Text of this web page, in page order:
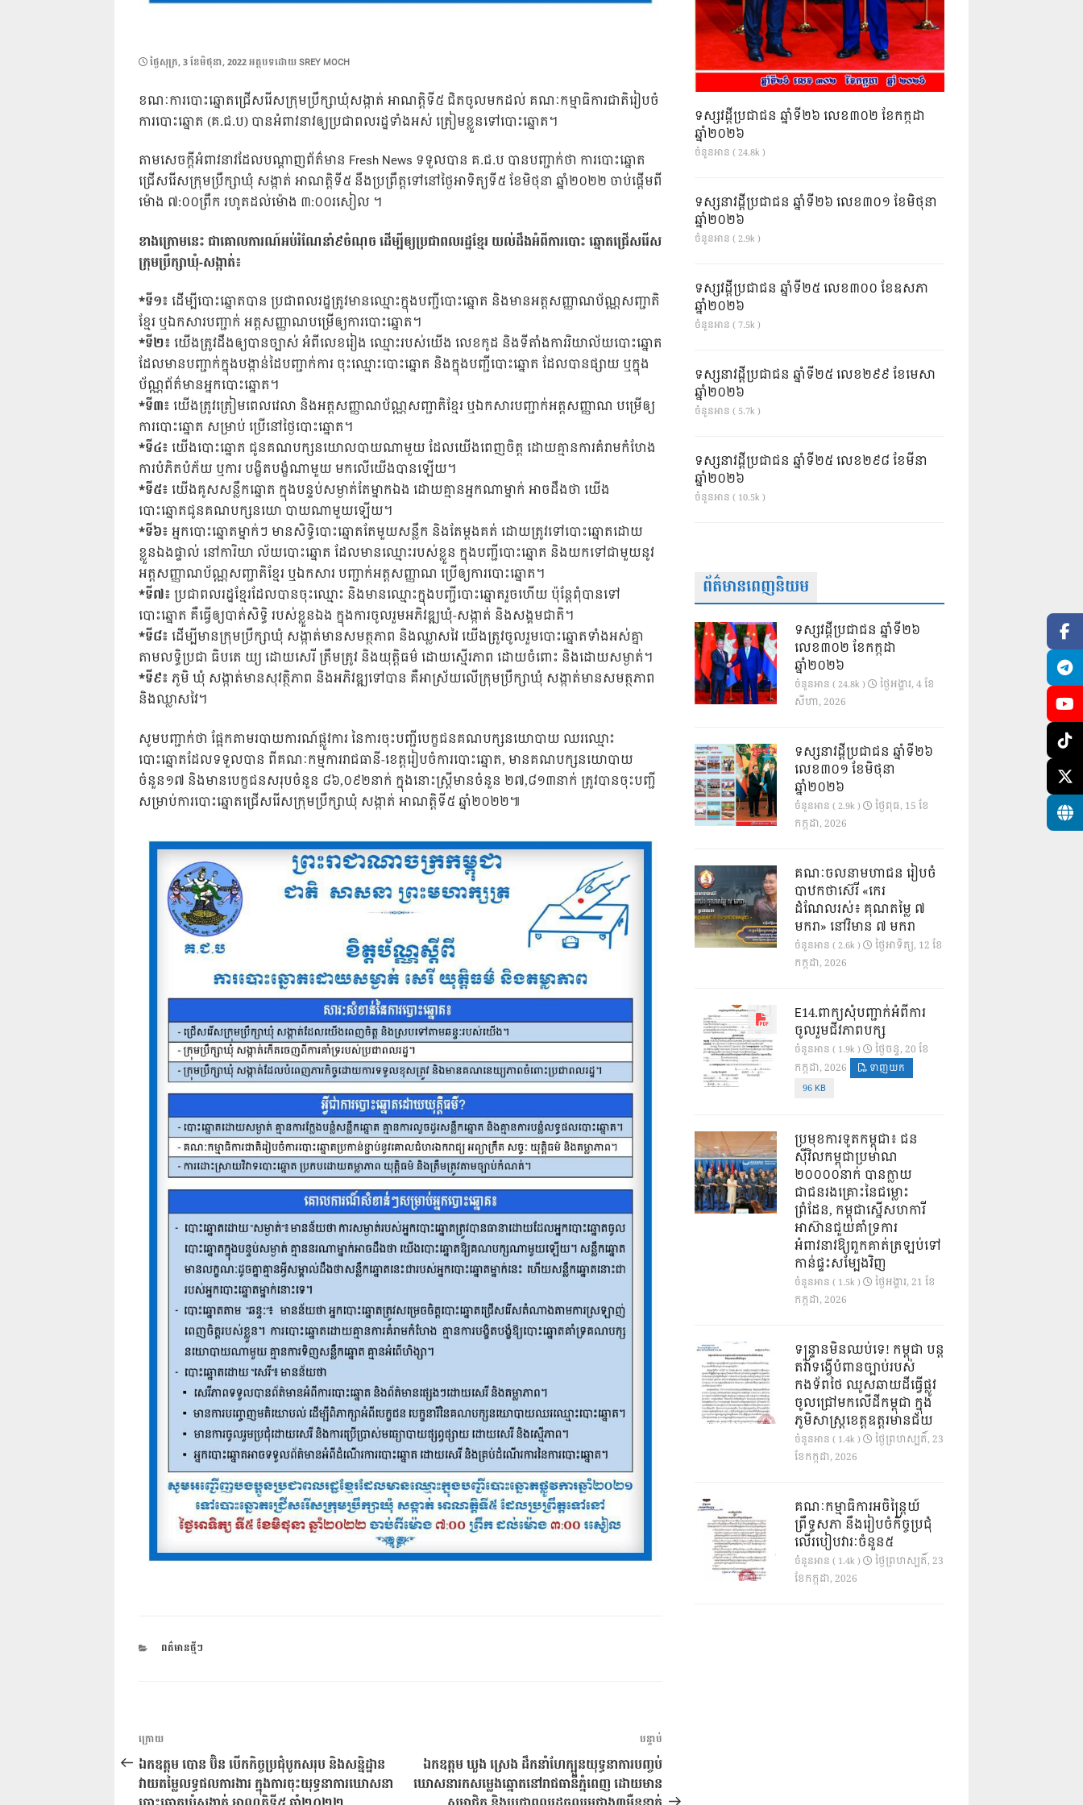
POSTED
ថ្ងៃ​សុក្រ, 3 ខែ​មិថុនា, 2022អត្ថបទដោយSREY MOCH
ខណៈការបោះឆ្នោតជ្រើសរើសក្រុមប្រឹក្សាឃុំសង្កាត់ អាណត្តិទី៥ ជិតចូលមកដល់ គណៈកម្មាធិការជាតិរៀបចំ
ការបោះឆ្នោត (គ.ជ.ប) បានអំពាវនាវឲ្យប្រជាពលរដ្ឋទាំងអស់ ត្រៀមខ្លួនទៅបោះឆ្នោត។
តាមសេចក្តីអំពាវនាវដែលបណ្ដាញព័ត៌មាន Fresh News ទទួលបាន គ.ជ.ប បានបញ្ជាក់ថា ការបោះឆ្នោត
ជ្រើសរើសក្រុមប្រឹក្សាឃុំ សង្កាត់ អាណត្តិទី៥ នឹងប្រព្រឹត្តទៅនៅថ្ងៃអាទិត្យទី៥ ខែមិថុនា ឆ្នាំ២០២២ ចាប់ផ្តើមពី
ម៉ោង ៧:០០ព្រឹក រហូតដល់ម៉ោង ៣:០០រសៀល ។
ខាងក្រោមនេះ ជាគោលការណ៍អប់រំណែនាំ៩ចំណុច ដើម្បីឲ្យប្រជាពលរដ្ឋខ្មែរ យល់ដឹងអំពីការបោះ ឆ្នោតជ្រើសរើស
ក្រុមប្រឹក្សាឃុំ-សង្កាត់៖
*ទី១៖ដើម្បីបោះឆ្នោតបាន ប្រជាពលរដ្ឋត្រូវមានឈ្មោះក្នុងបញ្ជីបោះឆ្នោត និងមានអត្តសញ្ញាណប័ណ្ណសញ្ជាតិ
ខ្មែរ ឬឯកសារបញ្ជាក់ អត្តសញ្ញាណបម្រើឲ្យការបោះឆ្នោត។
*ទី២៖យើងត្រូវដឹងឲ្យបានច្បាស់ អំពីលេខរៀង ឈ្មោះរបស់យើង លេខកូដ និងទីតាំងការរិយាល័យបោះឆ្នោត
ដែលមានបញ្ជាក់ក្នុងបង្កាន់ដៃបញ្ជាក់ការ ចុះឈ្មោះបោះឆ្នោត និងក្នុងបញ្ជីបោះឆ្នោត ដែលបានផ្សាយ ឬក្នុង
ប័ណ្ណព័ត៌មានអ្នកបោះឆ្នោត។
*ទី៣៖យើងត្រូវត្រៀមពេលវេលា និងអត្តសញ្ញាណប័ណ្ណសញ្ជាតិខ្មែរ ឬឯកសារបញ្ជាក់អត្តសញ្ញាណ បម្រើឲ្យ
ការបោះឆ្នោត សម្រាប់ ប្រើនៅថ្ងៃបោះឆ្នោត។
*ទី៤៖យើងបោះឆ្នោត ជូនគណបក្សនយោលបាយណាមួយ ដែលយើងពេញចិត្ត ដោយគ្មានការគំរាមកំហែង
ការបំភិតបំភ័យ ឬការ បង្ខិតបង្ខំណាមួយ មកលើយើងបានឡើយ។
*ទី៥៖យើងគូសសន្លឹកឆ្នោត ក្នុងបន្ទប់សម្ងាត់តែម្នាកឯង ដោយគ្មានអ្នកណាម្នាក់ អាចដឹងថា យើង
បោះឆ្នោតជូនគណបក្សនយោ បាយណាមួយឡើយ។
*ទី៦៖អ្នកបោះឆ្នោតម្នាក់ៗ មានសិទ្ធិបោះឆ្នោតតែមួយសន្លឹក និងតែម្ដងគត់ ដោយត្រូវទៅបោះឆ្នោតដោយ
ខ្លួនឯងផ្ទាល់ នៅការិយា ល័យបោះឆ្នោត ដែលមានឈ្មោះរបស់ខ្លួន ក្នុងបញ្ជីបោះឆ្នោត និងយកទៅជាមួយនូវ
អត្តសញ្ញាណប័ណ្ណសញ្ជាតិខ្មែរ ឬឯកសារ បញ្ជាក់អត្តសញ្ញាណ ប្រើឲ្យការបោះឆ្នោត។
*ទី៧៖ប្រជាពលរដ្ឋខ្មែរដែលបានចុះឈ្មោះ និងមានឈ្មោះក្នុងបញ្ជីបោះឆ្នោតរួចហើយ ប៉ុន្ដែពុំបានទៅ
បោះឆ្នោត គឺធ្វើឲ្យបាត់សិទ្ធិ របស់ខ្លួនឯង ក្នុងការចូលរួមអភិវឌ្ឍឃុំ-សង្កាត់ និងសង្គមជាតិ។
*ទី៨៖ដើម្បីមានក្រុមប្រឹក្សាឃុំ សង្កាត់មានសមត្ថភាព និងឈ្លាសវៃ យើងត្រូវចូលរួមបោះឆ្នោតទាំងអស់គ្នា
តាមលទ្ធិប្រជា ធិបតេ យ្យ ដោយសេរី ត្រឹមត្រូវ និងយុត្តិធម៌ ដោយស្មើរភាព ដោយចំពោះ និងដោយសម្ងាត់។
*ទី៩៖ភូមិ ឃុំ សង្កាត់មានសុវត្ថិភាព និងអភិវឌ្ឍទៅបាន គឺអាស្រ័យលើក្រុមប្រឹក្សាឃុំ សង្កាត់មានសមត្ថភាព
និងឈ្លាសវៃ។
សូមបញ្ជាក់ថា ផ្អែកតាមរបាយការណ៍ផ្លូវការ នៃការចុះបញ្ជីបេក្ខជនគណបក្សនយោបាយ ឈរឈ្មោះ
បោះឆ្នោតដែលទទួលបាន ពីគណៈកម្មការរាជធានី-ខេត្តរៀបចំការបោះឆ្នោត, មានគណបក្សនយោបាយ
ចំនួន១៧ និងមានបេក្ខជនសរុបចំនួន ៨៦,០៩២នាក់ ក្នុងនោះស្រ្តីមានចំនួន ២៧,៨១៣នាក់ ត្រូវបានចុះបញ្ជី
សម្រាប់ការបោះឆ្នោតជ្រើសរើសក្រុមប្រឹក្សាឃុំ សង្កាត់ អាណត្តិទី៥ ឆ្នាំ២០២២៕
CATEGORIES
ពត៌មានថ្មីៗ
ការ​
នាំទិស​
ប្រកាស
អត្ថបទ
មុន
ក្រោយ
ឯកឧត្តម បោន ប៊ិន បើកកិច្ចប្រជុំបូកសរុប និងសន្និដ្ឋាន
វាយតម្លៃលទ្ធផលការងារ ក្នុងការចុះយុទ្ធនាការឃោសនា
បន្ទាប់
បន្ទាប់
ឯកឧត្តម ឃួង ស្រេង ដឹកនាំហែក្បួនយុទ្ធនាការបញ្ចប់
ឃោសនារកសម្លេងឆ្នោតនៅរាជធានីភ្នំពេញ ដោយមាន
ទស្សវដ្តីប្រជាជន ឆ្នាំទី២៦ លេខ៣០២ ខែកក្កដា
ឆ្នាំ២០២៦
ចំនួនអាន ( 24.8k )
ទស្សនាវដ្ដីប្រជាជន ឆ្នាំទី២៦ លេខ៣០១ ខែមិថុនា
ឆ្នាំ២០២៦
ចំនួនអាន ( 2.9k )
ទស្សវដ្តីប្រជាជន ឆ្នាំទី២៥ លេខ៣០០ ខែឧសភា
ឆ្នាំ២០២៦
ចំនួនអាន ( 7.5k )
ទស្សនាវដ្ដីប្រជាជន ឆ្នាំទី២៥ លេខ២៩៩ ខែមេសា
ឆ្នាំ២០២៦
ចំនួនអាន ( 5.7k )
ទស្សនាវដ្ដីប្រជាជន ឆ្នាំទី២៥ លេខ២៩៨ ខែមីនា
ឆ្នាំ២០២៦
ចំនួនអាន ( 10.5k )
ព័ត៌មានពេញនិយម
ទស្សវដ្តីប្រជាជន ឆ្នាំទី២៦
លេខ៣០២ ខែកក្កដា
ឆ្នាំ២០២៦
ចំនួនអាន ( 24.8k )
ថ្ងៃ​អង្គារ, 4 ខែ​
សីហា, 2026
ទស្សនាវដ្ដីប្រជាជន ឆ្នាំទី២៦
លេខ៣០១ ខែមិថុនា
ឆ្នាំ២០២៦
ចំនួនអាន ( 2.9k )
ថ្ងៃ​ពុធ, 15 ខែ​
កក្កដា, 2026
គណៈចលនាមហាជន រៀបចំ
បាឋកថាស៊េរី «កេរ
ដំណែលរស់៖ គុណតម្លៃ ៧
មករា» នៅវិមាន ៧ មករា
ចំនួនអាន ( 2.6k )
ថ្ងៃ​អាទិត្យ, 12 ខែ​
កក្កដា, 2026
E14.ពាក្យសុំបញ្ជាក់អំពីការ
ចូលរួមជីវភាពបក្ស
ចំនួនអាន ( 1.9k )
ថ្ងៃ​ចន្ទ, 20 ខែ​
កក្កដា, 2026
ទាញយក
96 KB
ប្រមុខការទូតកម្ពុជា៖ ជន
ស៊ីវិលកម្ពុជាប្រមាណ
២០០០០នាក់ បានក្លាយ
ជាជនរងគ្រោះនៃជម្លោះ
ព្រំដែន, កម្ពុជាស្នើសហការី
អាស៊ានជួយគាំទ្រការ
អំពាវនាវឱ្យពួកគាត់ត្រឡប់ទៅ
កាន់ផ្ទះសម្បែងវិញ
ចំនួនអាន ( 1.5k )
ថ្ងៃ​អង្គារ, 21 ខែ​
កក្កដា, 2026
ទន្ទ្រានមិនឈប់ទេ! កម្ពុជា បន្ត
តវ៉ាទង្វើបំពានច្បាប់របស់
កងទ័ពថៃ ឈូសឆាយដីធ្វើផ្លូវ
ចូលជ្រៅមកលើដីកម្ពុជា ក្នុង
ភូមិសាស្ត្រខេត្តឧត្តរមានជ័យ
ចំនួនអាន ( 1.4k )
ថ្ងៃ​ព្រហស្បតិ៍, 23
ខែ​កក្កដា, 2026
គណៈកម្មាធិការអចិន្ត្រៃយ៍
ព្រឹទ្ធសភា នឹងរៀបចំកិច្ចប្រជុំ
លើរបៀបវារៈចំនួន៥
ចំនួនអាន ( 1.4k )
ថ្ងៃ​ព្រហស្បតិ៍, 23
ខែ​កក្កដា, 2026